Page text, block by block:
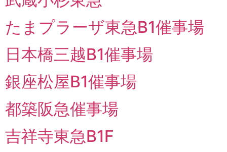
たまプラーザ東急B1催事場
日本橋三越B1催事場
銀座松屋B1催事場
都築阪急催事場
吉祥寺東急B1F